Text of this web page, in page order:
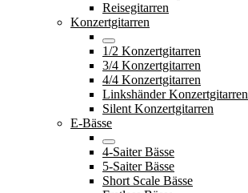
Reisegitarren
Konzertgitarren
1/2 Konzertgitarren
3/4 Konzertgitarren
4/4 Konzertgitarren
Linkshänder Konzertgitarren
Silent Konzertgitarren
E-Bässe
4-Saiter Bässe
5-Saiter Bässe
Short Scale Bässe